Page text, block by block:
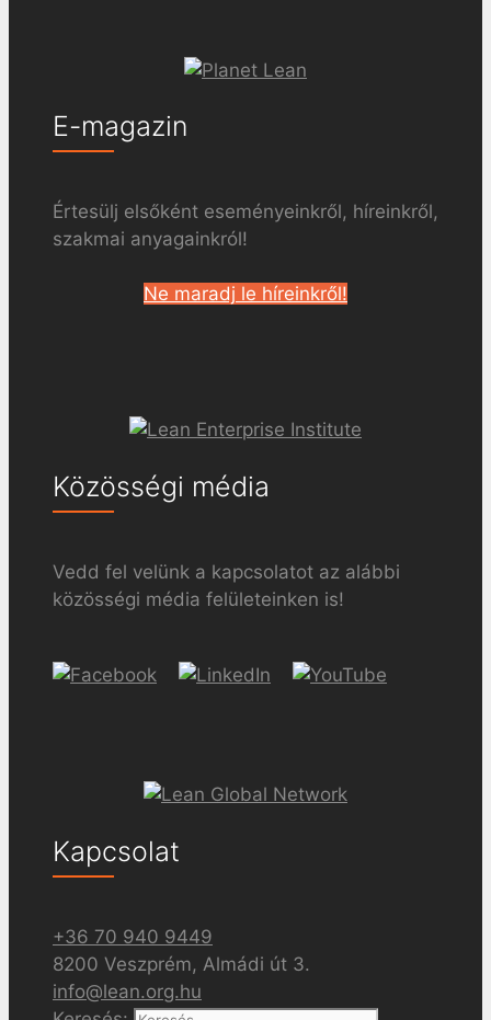
E-magazin
Értesülj elsőként eseményeinkről, híreinkről,
szakmai anyagainkról!
Ne maradj le híreinkről!
Közösségi média
Vedd fel velünk a kapcsolatot az alábbi
közösségi média felületeinken is!
Kapcsolat
+36 70 940 9449
8200 Veszprém, Almádi út 3.
info@lean.org.hu